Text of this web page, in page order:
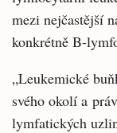
mezi nejčastější
konkrétně B-
„Leukemické
svého okolí a
lymfatických